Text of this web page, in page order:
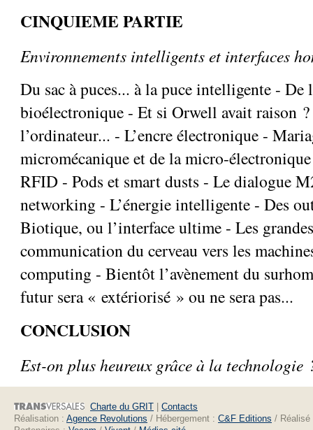
CINQUIEME PARTIE
Environnements intelligents et interfaces
Du sac à puces... à la puce intelligente - De
bioélectronique - Et si Orwell avait raison ?
l’ordinateur... - L’encre électronique -
micromécanique et de la micro-
RFID - Pods et smart dusts - Le dialogue
networking - L’énergie intelligente - Des
Biotique, ou l’interface ultime - Les
communication du cerveau vers les
computing - Bientôt l’avènement du
futur sera « extériorisé » ou ne sera pas...
CONCLUSION
Est-on plus heureux grâce à la technologie
Charte du GRIT
Contacts
Réalisation : Agence Revolutions / Hébergement : C&F Editions /